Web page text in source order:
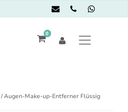
0
/ Augen-Make-up-Entferner Flüssig